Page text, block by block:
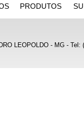
PRODUTOS
LEOPOLDO - MG - Tel: